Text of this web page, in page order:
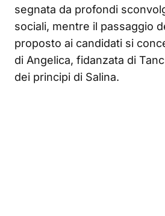
segnata da profondi
sociali, mentre il passaggio
proposto ai candidati si
di Angelica, fidanzata di
dei principi di Salina.